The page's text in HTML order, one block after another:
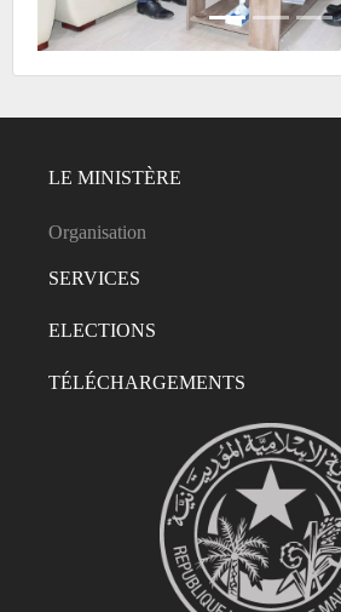
LE MINISTÈRE
Organisation
SERVICES
ELECTIONS
TÉLÉCHARGEMENTS